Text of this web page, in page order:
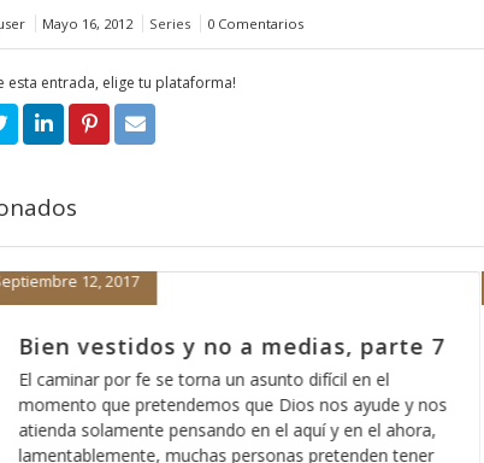
Mayo 16, 2012 Series 0 Comentarios
esta entrada, elige tu plataforma!
Bien vestidos y no a medias, parte 6
11, 2017
La herramienta más común de nuestro adversario es el
usar la palabra de Dios en contra nuestra y tergiversarla
para confundirnos y es algo que usa todo el tiempo,
pues nos hace creer que creemos en algo verdadero,